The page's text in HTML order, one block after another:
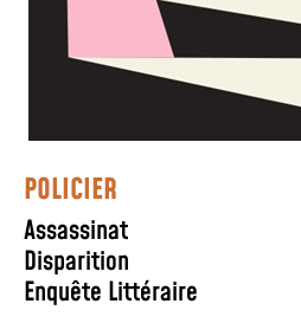
POLICIER
Assassinat
Disparition
Enquête Littéraire